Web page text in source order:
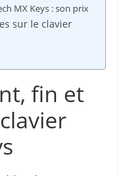
MX Keys : son prix
sur le clavier
fin et